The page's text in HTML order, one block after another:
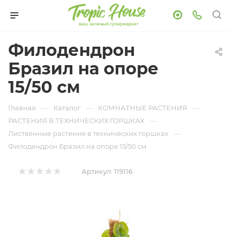
Филодендрон
Бразил на опоре
15/50 см
Главная — Каталог — КОМНАТНЫЕ РАСТЕНИЯ —
РАСТЕНИЯ В ТЕХНИЧЕСКИХ ГОРШКАХ —
Лиственные растения в технических горшках —
Филодендрон Бразил на опоре 15/50 см
Артикул: 119116